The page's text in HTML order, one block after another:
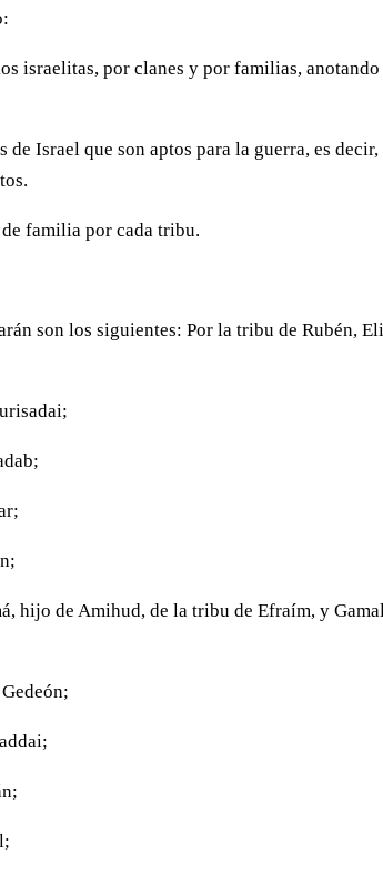
israelitas, por clanes y por familias,
Israel que son aptos para la guerra, es
familia por cada tribu.
son los siguientes: Por la tribu de Rubén,
hijo de Amihud, de la tribu de Efraím, y